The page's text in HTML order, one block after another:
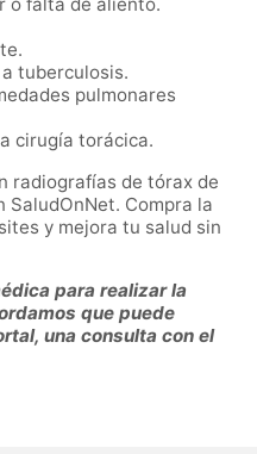
tuberculosis.
pulmonares
cirugía torácica.
radiografías de tórax de
SaludOnNet. Compra la
y mejora tu salud sin
para realizar la
que puede
una consulta con el